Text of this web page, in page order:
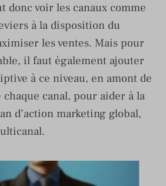
donc voir les canaux comme
à la disposition du
les ventes. Mais pour
il faut également ajouter
à ce niveau, en amont de
chaque canal, pour aider à la
d’action marketing global,